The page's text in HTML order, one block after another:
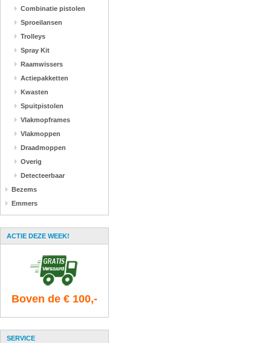
Combinatie pistolen
Sproeilansen
Trolleys
Spray Kit
Raamwissers
Actiepakketten
Kwasten
Spuitpistolen
Vlakmopframes
Vlakmoppen
Draadmoppen
Overig
Detecteerbaar
Bezems
Emmers
ACTIE DEZE WEEK!
Boven de € 100,-
SERVICE